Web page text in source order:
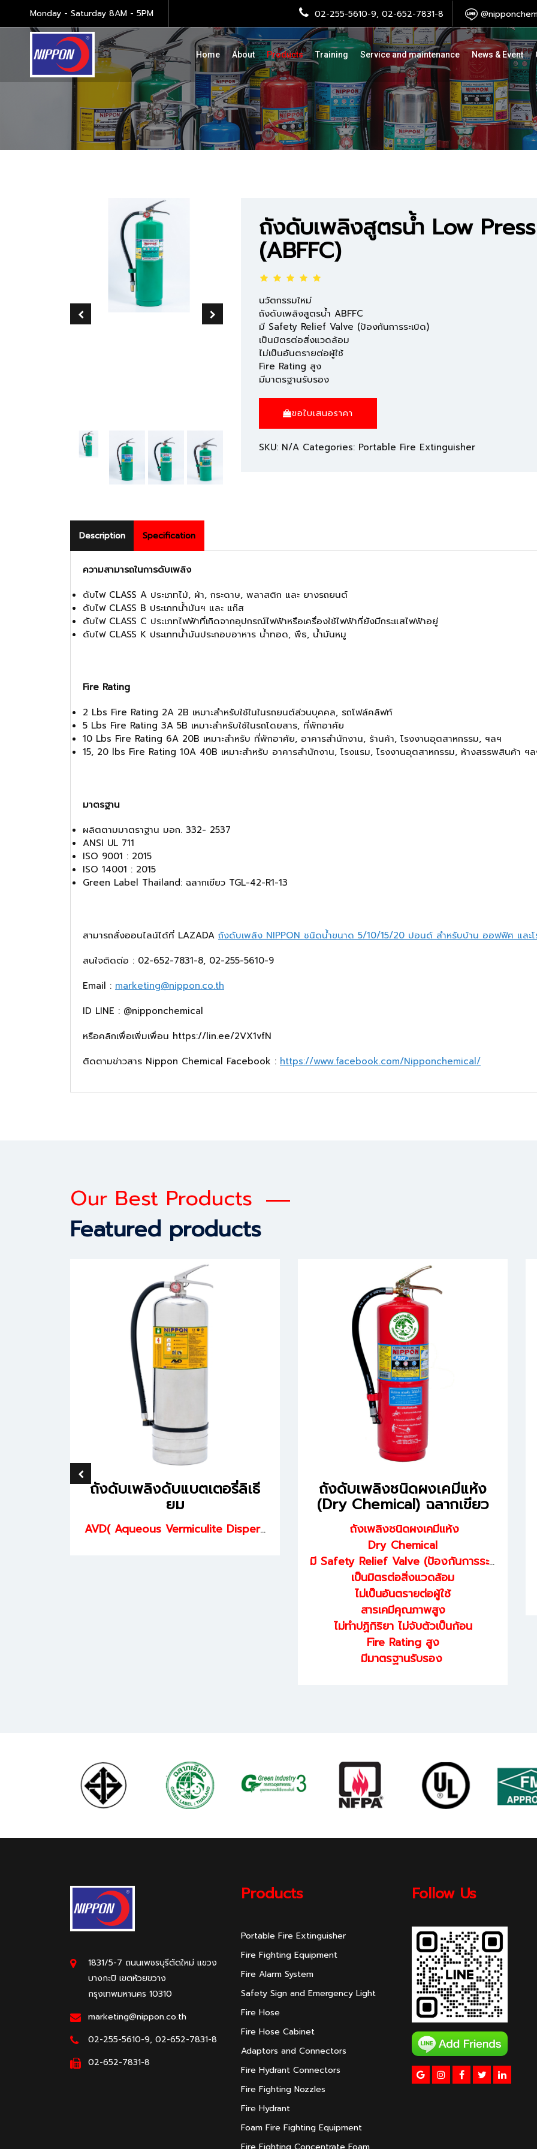
Monday - Saturday 8AM - 5PM 02-255-5610-9, 02-652-7831-8
Home About Products Training Service and maintenance News & Event
ถังดับเพลิงสูตรน้ำ Low
(ABFFC)
นวัตกรรมใหม่
ถังดับเพลิงสูตรน้ำ ABFFC
มี Safety Relief Valve (ป้องกันการระเบิด)
เป็นมิตรต่อสิ่งแวดล้อม
ไม่เป็นอันตรายต่อผู้ใช้
Fire Rating สูง
มีมาตรฐานรับรอง
ขอใบเสนอราคา
SKU: N/A Categories: Portable Fire Extinguisher
Description Specification
ความสามารถในการดับเพลิง
ดับไฟ CLASS A ประเภทไม้, ผ้า, กระดาษ, พลาสติก และ ยางรถยนต์
ดับไฟ CLASS B ประเภทน้ำมันฯ และ แก๊ส
ดับไฟ CLASS C ประเภทไฟฟ้าที่เกิดจากอุปกรณ์ไฟฟ้าหรือเครื่องใช้ไฟฟ้าที่ยังมีกระแสไฟฟ้าอยู่
ดับไฟ CLASS K ประเภทน้ำมันประกอบอาหาร น้ำทอด, พืธ, น้ำมันหมู
Fire Rating
2 Lbs Fire Rating 2A 2B เหมาะสำหรับใช้ในในรถยนต์ส่วนบุคคล, รถโฟล์คลิฟท์
5 Lbs Fire Rating 3A 5B เหมาะสำหรับใช้ในรถโดยสาร, ที่พักอาศัย
10 Lbs Fire Rating 6A 20B เหมาะสำหรับ ที่พักอาศัย, อาคารสำนักงาน, ร้านค้า, โรงงานอุตสาหกรรม, ฯลฯ
15, 20 lbs Fire Rating 10A 40B เหมาะสำหรับ อาคารสำนักงาน, โรงแรม, โรงงานอุตสาหกรรม, ห้างสรรพสินค้า ฯ
มาตรฐาน
ผลิตตามมาตราฐาน มอก. 332- 2537
ANSI UL 711
ISO 9001 : 2015
ISO 14001 : 2015
Green Label Thailand: ฉลากเขียว TGL-42-R1-13
สามารถสั่งออนไลน์ได้ที่ LAZADA ถังดับเพลิง NIPPON ชนิดน้ำขนาด 5/10/15/20 ปอนด์ สำหรับบ้าน ออฟฟิศ และ
สนใจติดต่อ : 02-652-7831-8, 02-255-5610-9
Email : marketing@nippon.co.th
ID LINE : @nipponchemical
หรือคลิกเพื่อเพิ่มเพื่อน https://lin.ee/2VX1vfN
ติดตามข่าวสาร Nippon Chemical Facebook : https://www.facebook.com/Nipponchemical/
Our Best Products
Featured products
ถังดับเพลิงดับแบตเตอรี่ลิเธี
ยม
AVD( Aqueous Vermiculite Dispersion) Fire Extinguisher
ถังดับเพลิงชนิดผงเคมีแห้ง
(Dry Chemical) ฉลากเขียว
ถังเพลิงชนิดผงเคมีแห้ง
Dry Chemical
มี Safety Relief Valve (ป้องกันการระเบิด)
เป็นมิตรต่อสิ่งแวดล้อม
ไม่เป็นอันตรายต่อผู้ใช้
สารเคมีคุณภาพสูง
ไม่ทำปฏิกิริยา ไม่จับตัวเป็นก้อน
Fire Rating สูง
มีมาตรฐานรับรอง
1831/5-7 ถนนเพชรบุรีตัดใหม่ แขวง
บางกะปิ เขตห้วยขวาง
กรุงเทพมหานคร 10310
marketing@nippon.co.th
02-255-5610-9, 02-652-7831-8
02-652-7831-8
Products
Portable Fire Extinguisher
Fire Fighting Equipment
Fire Alarm System
Safety Sign and Emergency Light
Fire Hose
Fire Hose Cabinet
Adaptors and Connectors
Fire Hydrant Connectors
Fire Fighting Nozzles
Fire Hydrant
Foam Fire Fighting Equipment
Follow Us